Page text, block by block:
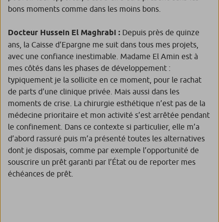
bons moments comme dans les moins bons.
Docteur Hussein El Maghrabi : Depuis près de quinze
ans, la Caisse d’Epargne me suit dans tous mes projets,
avec une confiance inestimable. Madame El Amin est à
mes côtés dans les phases de développement :
typiquement je la sollicite en ce moment, pour le rachat
de parts d’une clinique privée. Mais aussi dans les
moments de crise. La chirurgie esthétique n’est pas de la
médecine prioritaire et mon activité s’est arrêtée pendant
le confinement. Dans ce contexte si particulier, elle m’a
d’abord rassuré puis m’a présenté toutes les alternatives
dont je disposais, comme par exemple l’opportunité de
souscrire un prêt garanti par l’État ou de reporter mes
échéances de prêt.